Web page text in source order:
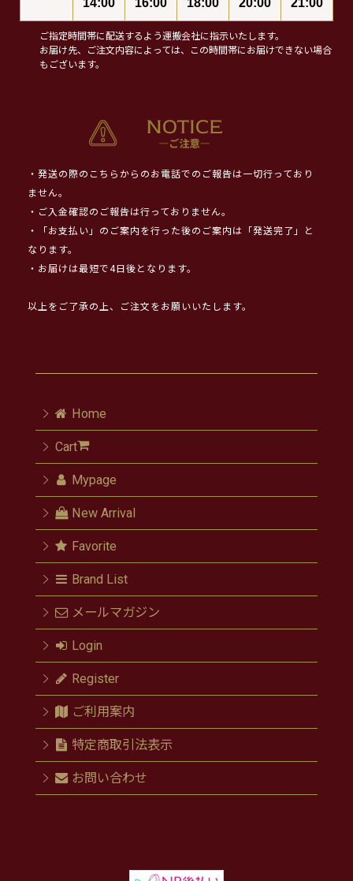
14:00
16:00
18:00
20:00
21:00
ご指定時間帯に配送するよう運搬会社に指示いたします。
お届け先、ご注文内容によっては、この時間帯にお届けできない場合
もございます。
・発送の際のこちらからのお電話でのご報告は一切行っており
ません。
・ご入金確認のご報告は行っておりません。
・「お支払い」のご案内を行った後のご案内は「発送完了」と
なります。
・お届けは最短で4日後となります。
以上をご了承の上、ご注文をお願いいたします。
Home
Cart
Mypage
New Arrival
Favorite
Brand List
メールマガジン
Login
Register
ご利用案内
特定商取引法表示
お問い合わせ